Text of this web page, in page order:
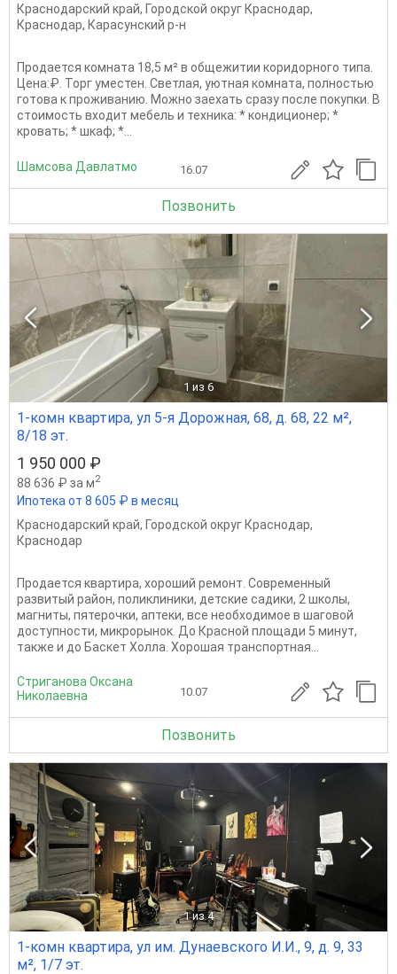
Краснодарский край, Городской округ Краснодар,
Краснодар, Карасунский р-н
Продается комната 18,5 м² в общежитии коридорного типа.
Цена:₽. Торг уместен. Светлая, уютная комната, полностью
готова к проживанию. Можно заехать сразу после покупки. В
стоимость входит мебель и техника: * кондиционер; *
кровать; * шкаф; *...
Шамсова Давлатмо 16.07
Позвонить
1 из 6
1-комн квартира, ул 5-я Дорожная, 68, д. 68, 22 м²,
8/18 эт.
1 950 000 ₽
88 636 ₽ за м2
Ипотека от 8 605 ₽ в месяц
Краснодарский край, Городской округ Краснодар,
Краснодар
Продается квартира, хороший ремонт. Современный
развитый район, поликлиники, детские садики, 2 школы,
магниты, пятерочки, аптеки, все необходимое в шаговой
доступности, микрорынок. До Красной площади 5 минут,
также и до Баскет Холла. Хорошая транспортная...
Стриганова Оксана
Николаевна
10.07
Позвонить
1 из 4
1-комн квартира, ул им. Дунаевского И.И., 9, д. 9, 33
м², 1/7 эт.